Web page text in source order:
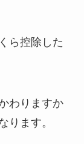
ら控除した
わりますか
ります。